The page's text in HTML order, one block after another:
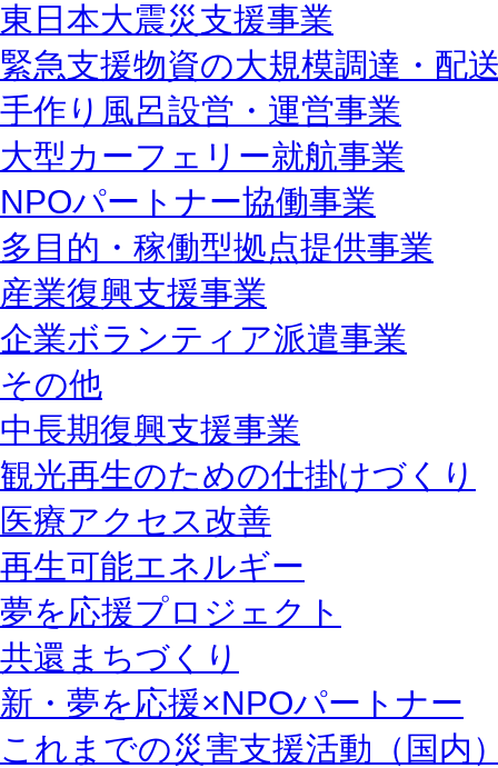
東日本大震災支援事業
緊急支援物資の大規模調達・配
手作り風呂設営・運営事業
大型カーフェリー就航事業
NPOパートナー協働事業
多目的・稼働型拠点提供事業
産業復興支援事業
企業ボランティア派遣事業
その他
中長期復興支援事業
観光再生のための仕掛けづくり
医療アクセス改善
再生可能エネルギー
夢を応援プロジェクト
共還まちづくり
新・夢を応援×NPOパートナー
これまでの災害支援活動（国内